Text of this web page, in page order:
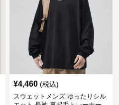
¥4,460 (税込)
スウェットメンズ ゆったりシル